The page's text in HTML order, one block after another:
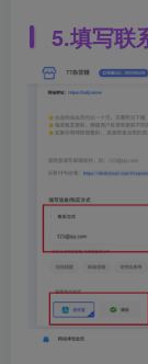
5.填写联